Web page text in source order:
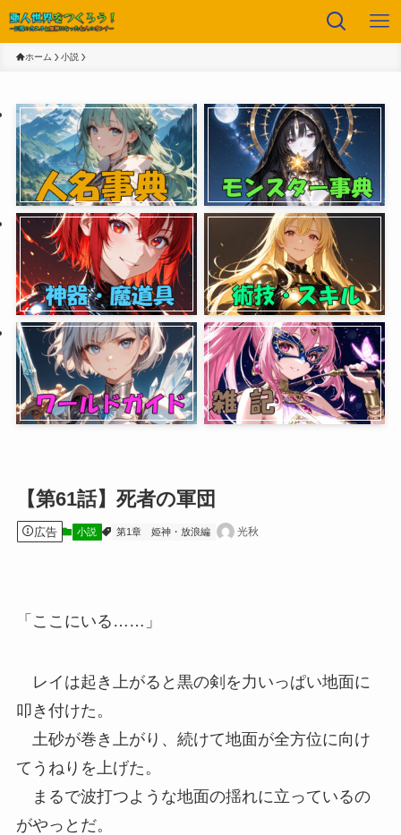
ホーム 小説
【第61話】死者の軍団
広告 小説 第1章 姫神・放浪編 光秋
「ここにいる……」
レイは起き上がると黒の剣を力いっぱい地面に
叩き付けた。
土砂が巻き上がり、続けて地面が全方位に向け
てうねりを上げた。
まるで波打つような地面の揺れに立っているの
がやっとだ。